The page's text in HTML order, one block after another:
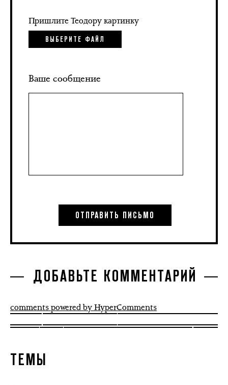
Пришлите Теодору картинку
ВЫБЕРИТЕ ФАЙЛ
Ваше сообщение
ДОБАВЬТЕ КОММЕНТАРИЙ
comments powered by HyperComments
ТЕМЫ